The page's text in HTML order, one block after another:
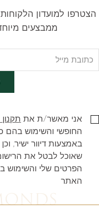
ממבצעים
אני מאשר/ת את
החופשי והשימוש בהם
באמצעות דיוור ישיר,
שאוכל לבטל את
הפרטים שלי והשימוש
האתר